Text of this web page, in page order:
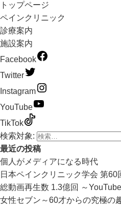
トップページ
ペインクリニック
診療案内
施設案内
Facebook
Twitter
Instagram
YouTube
TikTok
検索対象:
最近の投稿
個人がメディアになる時代
日本ペインクリニック学会 第60
総動画再生数 1.3億回 ～
女性セブン～60才からの究極の